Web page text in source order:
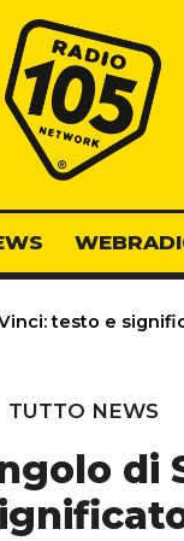
Radio 105
testo e
TUTTO NEWS
di